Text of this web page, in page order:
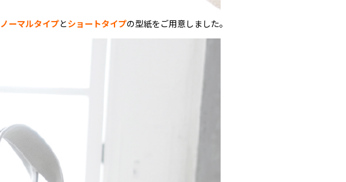
ノーマルタイプとショートタイプの型紙をご用意しました。